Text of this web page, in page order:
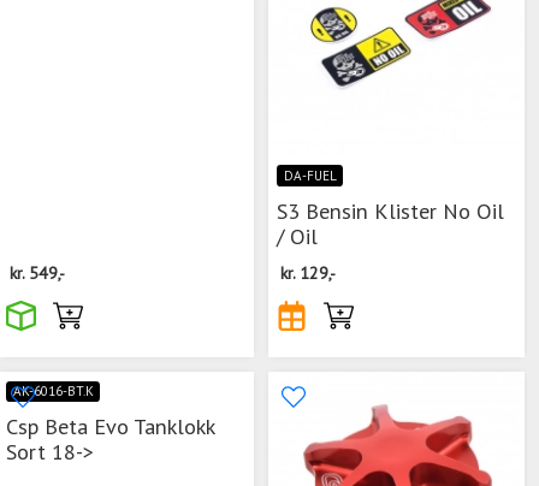
kr. 549,-
DA-FUEL
S3 Bensin Klister No Oil
/ Oil
kr. 129,-
AK-6016-BT.K
Csp Beta Evo Tanklokk
Sort 18->